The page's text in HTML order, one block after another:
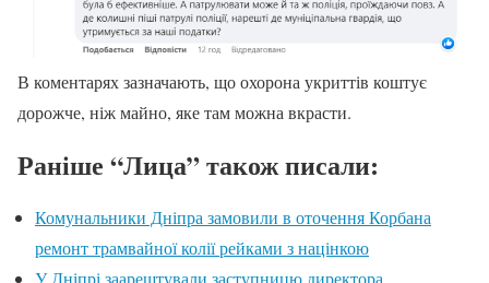
В коментарях зазначають, що охорона укриттів коштує
дорожче, ніж майно, яке там можна вкрасти.
Раніше “Лица” також писали:
Комунальники Дніпра замовили в оточення Корбана
ремонт трамвайної колії рейками з націнкою
У Дніпрі заарештували заступницю директора